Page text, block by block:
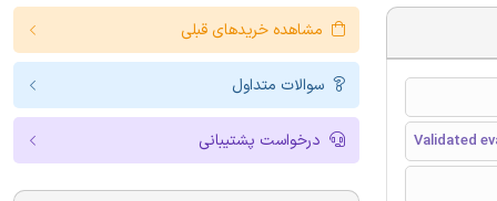
Validated
مشاهده خریدهای قبلی
سوالات متداول
درخواست پشتیبانی